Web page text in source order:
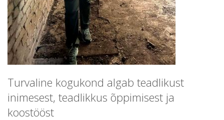
Turvaline kogukond algab teadlikust
inimesest, teadlikkus õppimisest ja
koostööst